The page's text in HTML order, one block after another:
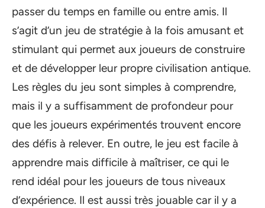
passer du temps en famille ou entre amis. Il
s’agit d’un jeu de stratégie à la fois amusant et
stimulant qui permet aux joueurs de construire
et de développer leur propre civilisation antique.
Les règles du jeu sont simples à comprendre,
mais il y a suffisamment de profondeur pour
que les joueurs expérimentés trouvent encore
des défis à relever. En outre, le jeu est facile à
apprendre mais difficile à maîtriser, ce qui le
rend idéal pour les joueurs de tous niveaux
d’expérience. Il est aussi très jouable car il y a